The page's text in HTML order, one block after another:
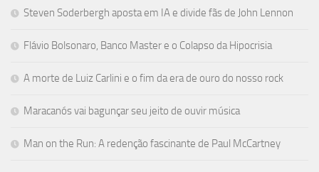
Steven Soderbergh aposta em IA e divide fãs de John Lennon
Flávio Bolsonaro, Banco Master e o Colapso da Hipocrisia
A morte de Luiz Carlini e o fim da era de ouro do nosso rock
Maracanós vai bagunçar seu jeito de ouvir música
Man on the Run: A redenção fascinante de Paul McCartney